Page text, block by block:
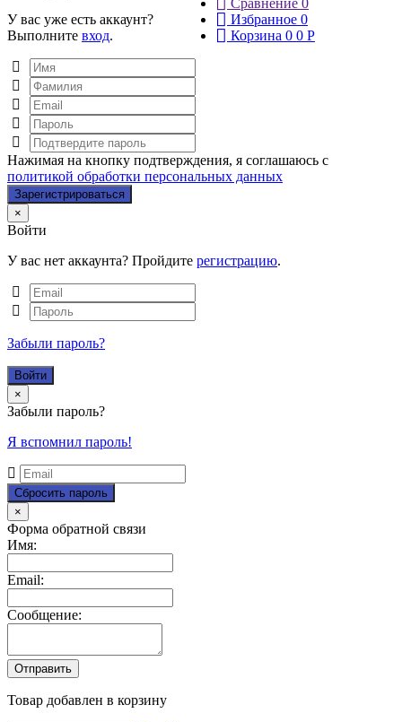
Избранное 0
Корзина 0 0 Р
У вас уже есть аккаунт?
Выполните вход.
Нажимая на кнопку подтверждения, я соглашаюсь с
политикой обработки персональных данных
×
Войти
У вас нет аккаунта? Пройдите регистрацию.
Забыли пароль?
×
Забыли пароль?
Я вспомнил пароль!
×
Форма обратной связи
Имя:
Email:
Сообщение:
Товар добавлен в корзину